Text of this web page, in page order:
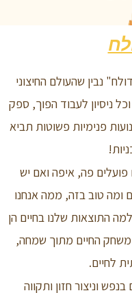
נבין שהעולם החיצוני
ניסיון לעבוד הפוך, ספק
פנימיות פשוטות תביא
פועלים פה, איפה ואם יש
ומה טוב בזה, ממה אנחנו
התוצאות שלנו בחיים הן
החיים מתוך שמחה,
לחיים.
וניצור חזון ותקווה